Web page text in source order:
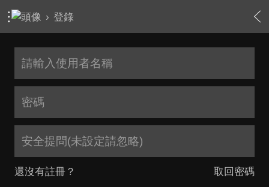
› 登錄
安全提問(未設定請忽略)
還沒有註冊？ 取回密碼